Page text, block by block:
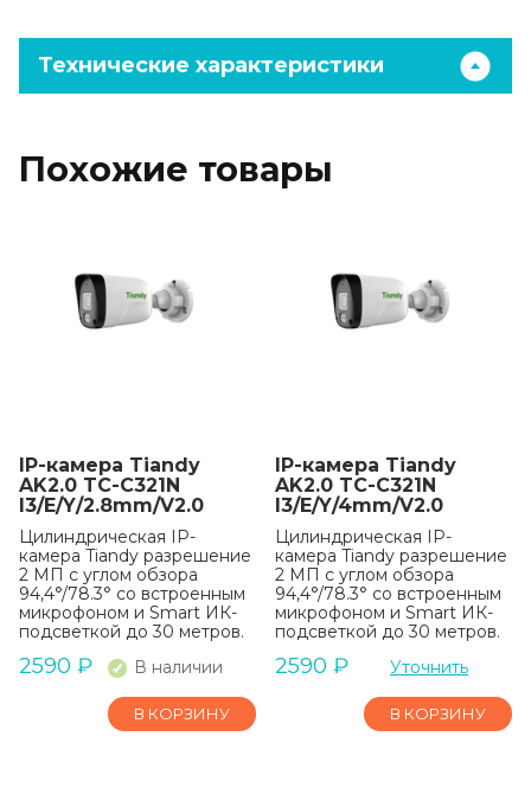
Технические характеристики
Похожие товары
IP-камера Tiandy
AK2.0 TC-C321N
I3/E/Y/2.8mm/V2.0
Цилиндрическая IP-
камера Tiandy разрешение
2 МП с углом обзора
94,4°/78.3° со встроенным
микрофоном и Smart ИК-
подсветкой до 30 метров.
2590 ₽ В наличии
В КОРЗИНУ
IP-камера Tiandy
AK2.0 TC-C321N
I3/E/Y/4mm/V2.0
Цилиндрическая IP-
камера Tiandy разрешение
2 МП с углом обзора
94,4°/78.3° со встроенным
микрофоном и Smart ИК-
подсветкой до 30 метров.
2590 ₽ Уточнить
В КОРЗИНУ